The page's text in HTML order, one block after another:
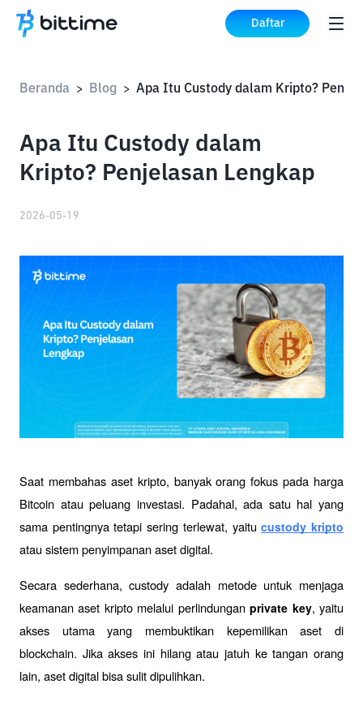
Daftar
Beranda > Blog >
Apa Itu Custody dalam
Kripto? Penjelasan Lengkap
2026-05-19
Saat membahas aset kripto, banyak orang fokus pada harga
Bitcoin atau peluang investasi. Padahal, ada satu hal yang
sama pentingnya tetapi sering terlewat, yaitu custody kripto
atau sistem penyimpanan aset digital.
Secara sederhana, custody adalah metode untuk menjaga
keamanan aset kripto melalui perlindungan private key, yaitu
akses utama yang membuktikan kepemilikan aset di
blockchain. Jika akses ini hilang atau jatuh ke tangan orang
lain, aset digital bisa sulit dipulihkan.